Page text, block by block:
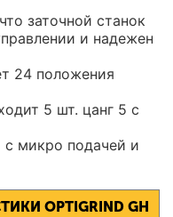
заточной станок
и надежен
24 положения
5 шт. цанг 5 с
с микро подачей и
OPTIGRIND GH